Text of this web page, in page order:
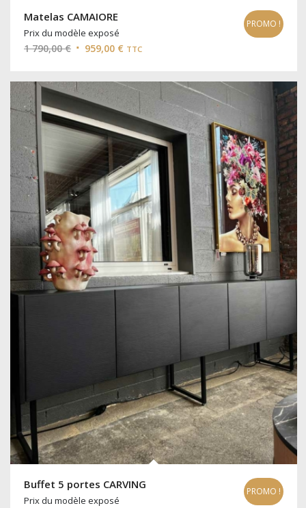
Matelas CAMAIORE
Prix du modèle exposé
1 790,00€ Le
initial
était :
1
790,00 €.
959,00 € Le
actuel
959,00 €.
TTC
PROMO !
Buffet 5 portes CARVING
Prix du modèle exposé
PROMO !